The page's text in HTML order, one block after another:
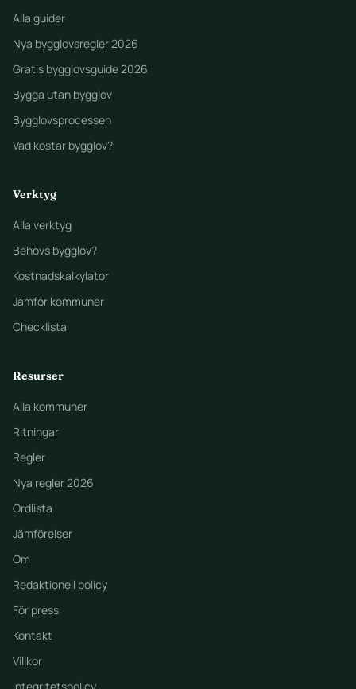
Alla guider
Nya bygglovsregler 2026
Gratis bygglovsguide 2026
Bygga utan bygglov
Bygglovsprocessen
Vad kostar bygglov?
Verktyg
Alla verktyg
Behövs bygglov?
Kostnadskalkylator
Jämför kommuner
Checklista
Resurser
Alla kommuner
Ritningar
Regler
Nya regler 2026
Ordlista
Jämförelser
Om
Redaktionell policy
För press
Kontakt
Villkor